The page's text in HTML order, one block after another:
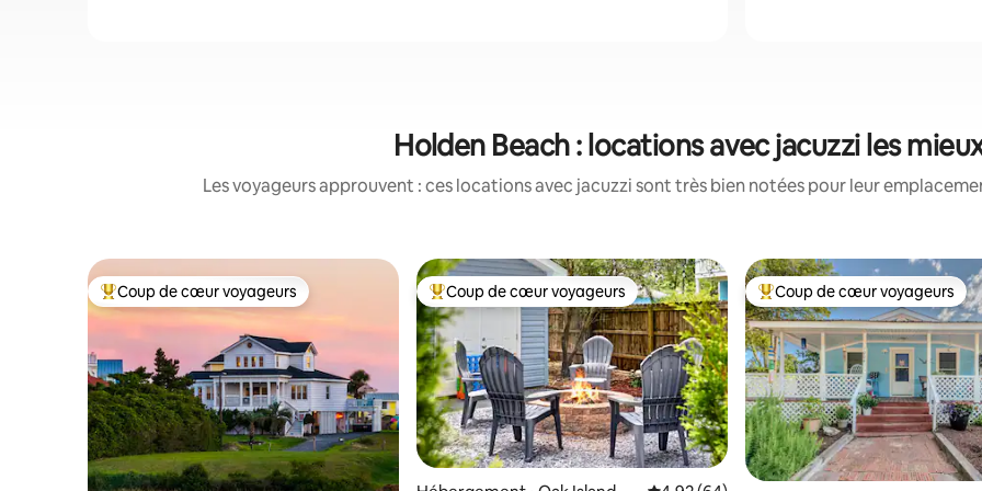
Holden Beach : locations avec jacuzzi les
Les voyageurs approuvent : ces locations avec jacuzzi sont très bien notées pour leur
Coups de cœur voyageurs les plus appréciés
Coup de cœur voyageurs Coups de cœur voyageurs les plus appréciés
Coup de cœur voyageurs Coups de cœur voyageurs les
Coup de cœur voyageurs